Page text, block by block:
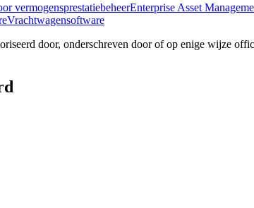
vermogensprestatiebeheerEnterprise Asset
Vrachtwagensoftware
door, onderschreven door of op enige wijze